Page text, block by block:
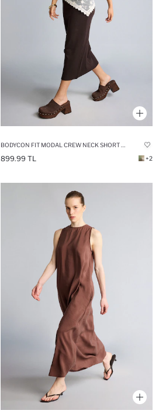
899.99 TL +2